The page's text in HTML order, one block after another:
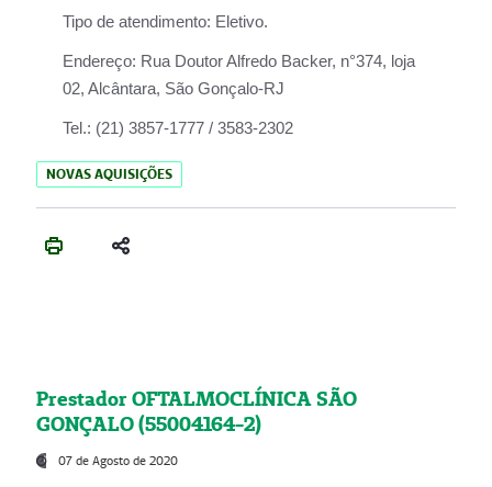
Tipo de atendimento: Eletivo.
Endereço: Rua Doutor Alfredo Backer, n°374, loja
02, Alcântara, São Gonçalo-RJ
Tel.: (21) 3857-1777 / 3583-2302
NOVAS AQUISIÇÕES
Prestador OFTALMOCLÍNICA SÃO
GONÇALO (55004164-2)
07 de Agosto de 2020